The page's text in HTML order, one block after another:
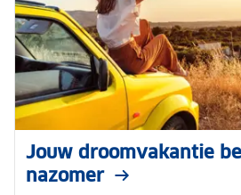
Jouw droomvakantie
nazomer